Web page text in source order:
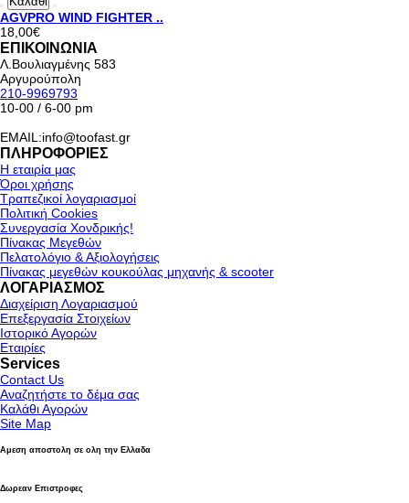
AGVPRO WIND FIGHTER ..
18,00€
ΕΠΙΚΟΙΝΩΝΙΑ
Λ.Βουλιαγμένης 583
Αργυρούπολη
210-9969793
10-00 / 6-00 pm
EMAIL:info@toofast.gr
ΠΛΗΡΟΦΟΡΙΕΣ
Η εταιρία μας
Όροι χρήσης
Τραπεζικοί λογαριασμοί
Πολιτική Cookies
Συνεργασία Χονδρικής!
Πίνακας Μεγεθών
Πελατολόγιο & Αξιολογήσεις
Πίνακας μεγεθών κουκούλας μηχανής & scooter
ΛΟΓΑΡΙΑΣΜΟΣ
Διαχείριση Λογαριασμού
Επεξεργασία Στοιχείων
Ιστορικό Αγορών
Εταιρίες
Services
Contact Us
Αναζητήστε το δέμα σας
Καλάθι Αγορών
Site Map
Αμεση αποστολη σε ολη την Ελλαδα
Δωρεαν Επιστροφες